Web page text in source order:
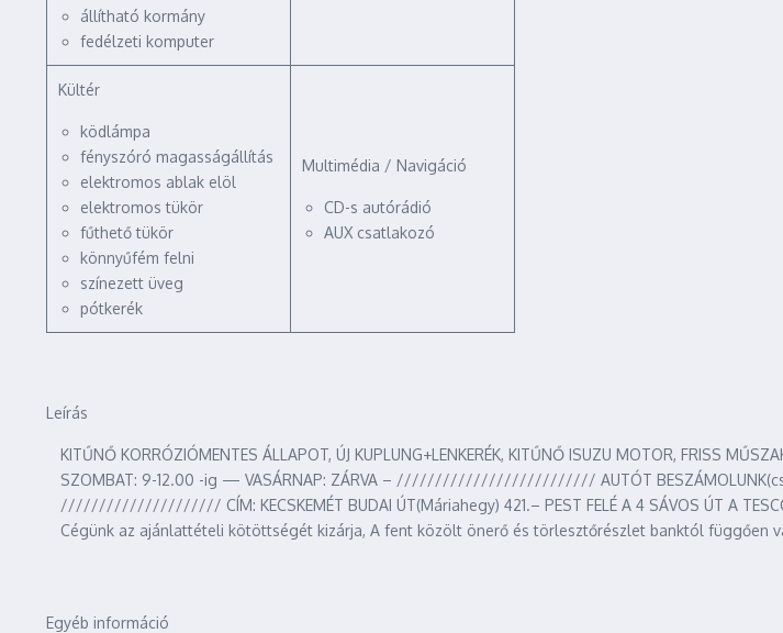
állítható kormány
fedélzeti komputer
Kültér
ködlámpa
fényszóró magasságállítás
elektromos ablak elöl
elektromos tükör
fűthető tükör
könnyűfém felni
színezett üveg
pótkerék
Multimédia / Navigáció
CD-s autórádió
AUX csatlakozó
Leírás
KITŰNŐ KORRÓZIÓMENTES ÁLLAPOT, ÚJ KUPLUNG+LENKERÉK, KITŰNŐ ISUZU MOTOR, FRISS
SZOMBAT: 9-12.00 -ig — VASÁRNAP: ZÁRVA – ////////////////////////// AUTÓT BESZÁMOLUNK(csak
///////////////////// CÍM: KECSKEMÉT BUDAI ÚT(Máriahegy) 421.– PEST FELÉ A 4 SÁVOS ÚT A
Cégünk az ajánlattételi kötöttségét kizárja, A fent közölt önerő és törlesztőrészlet banktól függően
Egyéb információ